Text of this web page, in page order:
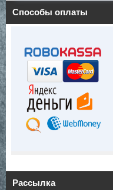
Способы оплаты
Рассылка